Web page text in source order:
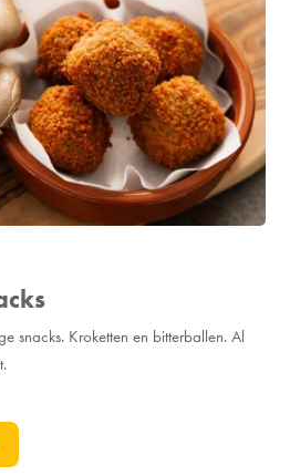
snacks. Kroketten en bitterballen. Al